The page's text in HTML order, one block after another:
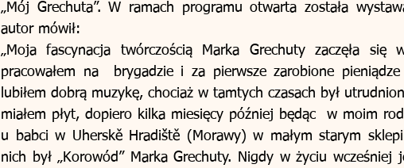
„Mój Grechuta”. W ramach programu otwarta została
autor mówił:
„Moja fascynacja twórczością Marka Grechuty zaczęła
pracowałem na  brygadzie i za pierwsze zarobione
lubiłem dobrą muzykę, chociaż w tamtych czasach był
miałem płyt, dopiero kilka miesięcy później będąc  w moim
u babci w Uherskě Hradiště (Morawy) w małym starym
nich był „Korowód” Marka Grechuty. Nigdy w życiu wcześniej